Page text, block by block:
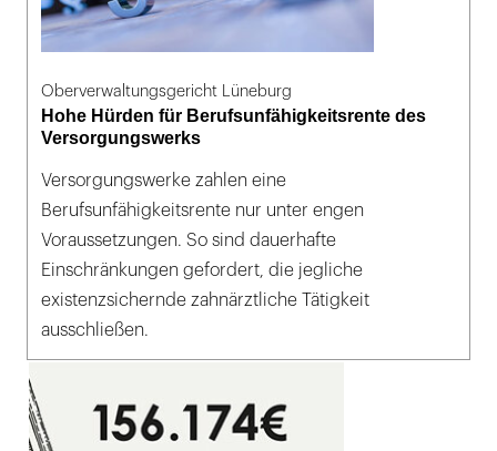
Oberverwaltungsgericht Lüneburg
Hohe Hürden für Berufsunfähigkeitsrente des
Versorgungswerks
Versorgungswerke zahlen eine
Berufsunfähigkeitsrente nur unter engen
Voraussetzungen. So sind dauerhafte
Einschränkungen gefordert, die jegliche
existenzsichernde zahnärztliche Tätigkeit
ausschließen.